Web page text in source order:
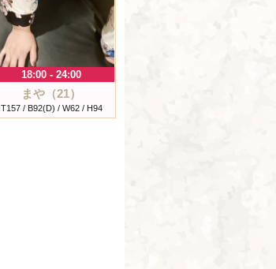
18:00 - 24:00
まや（21）
T157 / B92(D) / W62 / H94